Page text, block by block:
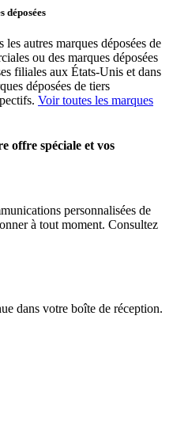
déposées
autres marques déposées de
ou des marques déposées
filiales aux États-Unis et dans
déposées de tiers
Voir toutes les marques
offre spéciale et vos
personnalisées de
à tout moment. Consultez
dans votre boîte de réception.